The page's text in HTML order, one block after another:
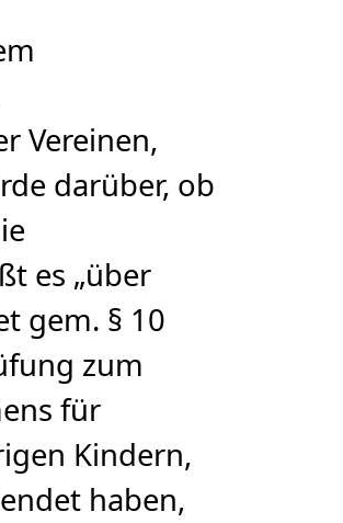
Vereinen,
darüber, ob
es „über
gem. § 10
zum
für
Kindern,
haben,